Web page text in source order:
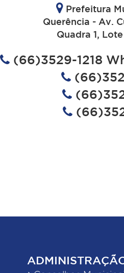
Prefeitura
Querência - Av.
Quadra 1,
(66)3529-1218